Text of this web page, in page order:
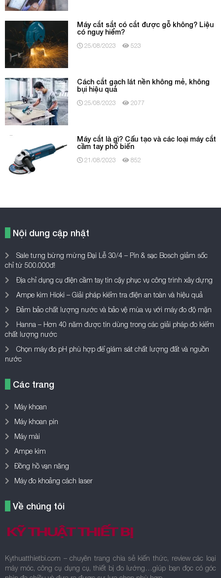
Máy cắt sắt có cắt được gỗ không? Liệu
có nguy hiểm?
25/08/2023 523
Cách cắt gạch lát nền không mẻ, không
bụi hiệu quả
25/08/2023 2077
Máy cắt là gì? Cấu tạo và các loại máy cắt
cầm tay phổ biến
21/08/2023 852
Nội dung cập nhật
Sale tưng bừng mừng Đại Lễ 30/4 – Pin & sạc Bosch giảm sốc
chỉ từ 500.000đ!
Địa chỉ dụng cụ điện cầm tay tin cậy phục vụ công trình xây dựng
Ampe kìm Hioki – Giải pháp kiểm tra điện an toàn và hiệu quả
Đảm bảo chất lượng nước và bảo vệ mùa vụ với máy đo độ mặn
Hanna – Hơn 40 năm được tin dùng trong các giải pháp đo kiểm
chất lượng nước
Chọn máy đo pH phù hợp để giám sát chất lượng đất và nguồn
nước
Các trang
Máy khoan
Máy khoan pin
Máy mài
Ampe kìm
Đồng hồ vạn năng
Máy đo khoảng cách laser
Về chúng tôi
Kythuatthietbi.com – chuyên trang chia sẻ kiến thức, review các loại
máy móc, công cụ dụng cụ, thiết bị đo lường…giúp bạn đọc có góc